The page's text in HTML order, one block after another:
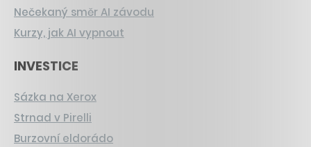
Nečekaný směr AI závodu
Kurzy, jak AI vypnout
INVESTICE
Sázka na Xerox
Strnad v Pirelli
Burzovní eldorádo